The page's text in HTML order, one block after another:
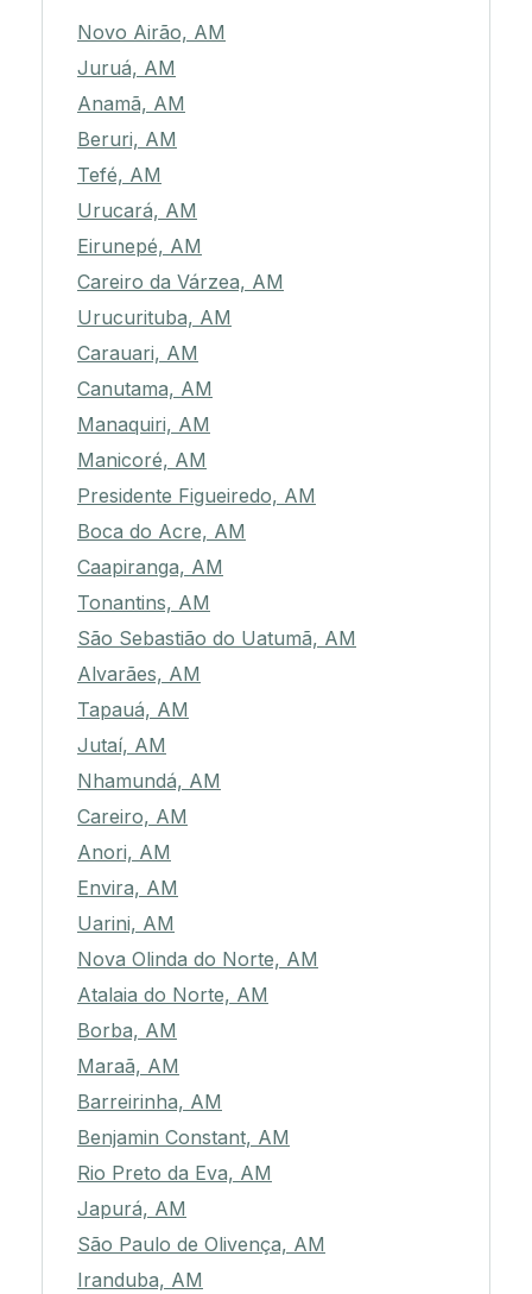
Novo Airão, AM
Juruá, AM
Anamã, AM
Beruri, AM
Tefé, AM
Urucará, AM
Eirunepé, AM
Careiro da Várzea, AM
Urucurituba, AM
Carauari, AM
Canutama, AM
Manaquiri, AM
Manicoré, AM
Presidente Figueiredo, AM
Boca do Acre, AM
Caapiranga, AM
Tonantins, AM
São Sebastião do Uatumã, AM
Alvarães, AM
Tapauá, AM
Jutaí, AM
Nhamundá, AM
Careiro, AM
Anori, AM
Envira, AM
Uarini, AM
Nova Olinda do Norte, AM
Atalaia do Norte, AM
Borba, AM
Maraã, AM
Barreirinha, AM
Benjamin Constant, AM
Rio Preto da Eva, AM
Japurá, AM
São Paulo de Olivença, AM
Iranduba, AM